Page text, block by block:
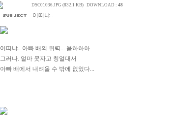
DSC01036.JPG (832.1 KB) DOWNLOAD : 48
어떠냐..
어떠냐.. 아빠 배의 위력... 음하하하
그러나. 얼마 못자고 칭얼대서
아빠 배에서 내려올 수 밖에 없었다...